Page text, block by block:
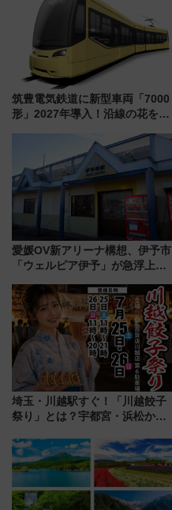
筑豊電気鉄道に新型車両「7000
形」2027年導入！沿線の花をイ
内は落ち着いたゆとりある空間
愛媛OV新アリーナ構想、伊予市
「ウェルピア伊予」が急浮上！
で探る鉄道アクセスの未来
埼玉・川越駅すぐ！「川越餃子
祭り」とは？宇都宮・浜松から
を食べ比べ【7月25日・26日開
催】